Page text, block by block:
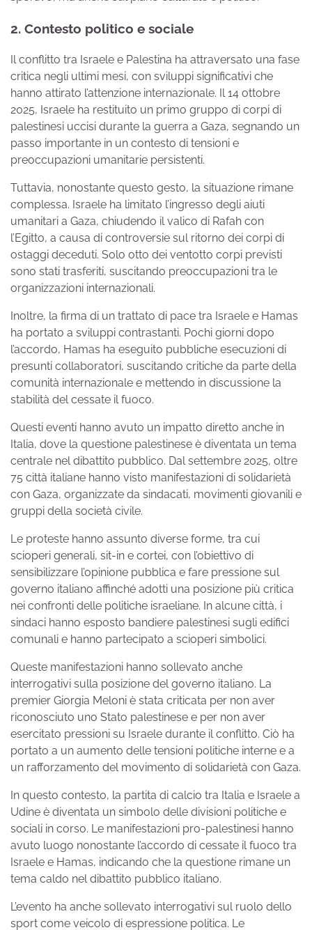
2. Contesto politico e sociale
Il conflitto tra Israele e Palestina ha attraversato una fase
critica negli ultimi mesi, con sviluppi significativi che
hanno attirato l’attenzione internazionale. Il 14 ottobre
2025, Israele ha restituito un primo gruppo di corpi di
palestinesi uccisi durante la guerra a Gaza, segnando un
passo importante in un contesto di tensioni e
preoccupazioni umanitarie persistenti.
Tuttavia, nonostante questo gesto, la situazione rimane
complessa. Israele ha limitato l’ingresso degli aiuti
umanitari a Gaza, chiudendo il valico di Rafah con
l’Egitto, a causa di controversie sul ritorno dei corpi di
ostaggi deceduti. Solo otto dei ventotto corpi previsti
sono stati trasferiti, suscitando preoccupazioni tra le
organizzazioni internazionali.
Inoltre, la firma di un trattato di pace tra Israele e Hamas
ha portato a sviluppi contrastanti. Pochi giorni dopo
l’accordo, Hamas ha eseguito pubbliche esecuzioni di
presunti collaboratori, suscitando critiche da parte della
comunità internazionale e mettendo in discussione la
stabilità del cessate il fuoco.
Questi eventi hanno avuto un impatto diretto anche in
Italia, dove la questione palestinese è diventata un tema
centrale nel dibattito pubblico. Dal settembre 2025, oltre
75 città italiane hanno visto manifestazioni di solidarietà
con Gaza, organizzate da sindacati, movimenti giovanili e
gruppi della società civile.
Le proteste hanno assunto diverse forme, tra cui
scioperi generali, sit-in e cortei, con l’obiettivo di
sensibilizzare l’opinione pubblica e fare pressione sul
governo italiano affinché adotti una posizione più critica
nei confronti delle politiche israeliane. In alcune città, i
sindaci hanno esposto bandiere palestinesi sugli edifici
comunali e hanno partecipato a scioperi simbolici.
Queste manifestazioni hanno sollevato anche
interrogativi sulla posizione del governo italiano. La
premier Giorgia Meloni è stata criticata per non aver
riconosciuto uno Stato palestinese e per non aver
esercitato pressioni su Israele durante il conflitto. Ciò ha
portato a un aumento delle tensioni politiche interne e a
un rafforzamento del movimento di solidarietà con Gaza.
In questo contesto, la partita di calcio tra Italia e Israele a
Udine è diventata un simbolo delle divisioni politiche e
sociali in corso. Le manifestazioni pro-palestinesi hanno
avuto luogo nonostante l’accordo di cessate il fuoco tra
Israele e Hamas, indicando che la questione rimane un
tema caldo nel dibattito pubblico italiano.
L’evento ha anche sollevato interrogativi sul ruolo dello
sport come veicolo di espressione politica. Le